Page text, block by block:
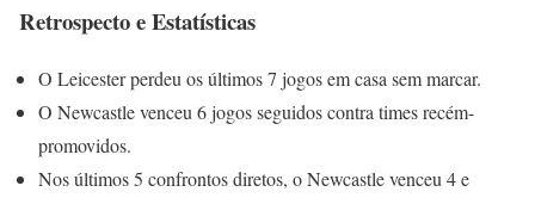
Retrospecto e Estatísticas
O Leicester perdeu os últimos 7 jogos em casa sem marcar.
O Newcastle venceu 6 jogos seguidos contra times recém-
promovidos.
Nos últimos 5 confrontos diretos, o Newcastle venceu 4 e